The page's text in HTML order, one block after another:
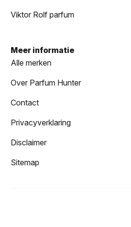
Viktor Rolf parfum
Meer informatie
Alle merken
Over Parfum Hunter
Contact
Privacyverklaring
Disclaimer
Sitemap